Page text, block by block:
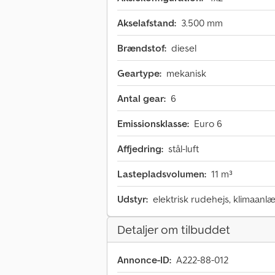
Akselafstand: 3.500 mm
Brændstof: diesel
Geartype: mekanisk
Antal gear: 6
Emissionsklasse: Euro 6
Affjedring: stål-luft
Lastepladsvolumen: 11 m³
Udstyr: elektrisk rudehejs,
Detaljer om tilbuddet
Annonce-ID: A222-88-012